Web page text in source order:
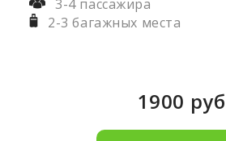
3-4 пассажира
2-3 багажных места
1900 руб